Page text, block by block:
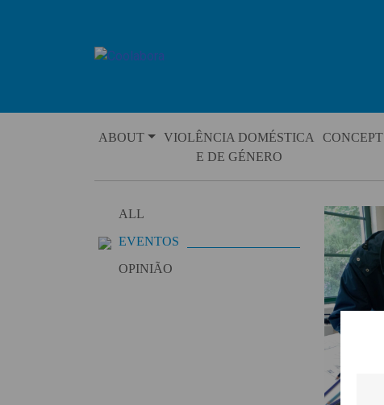
ABOUT
VIOLÊNCIA DOMÉSTICA
E DE GÉNERO
CONCEPT
ALL
EVENTOS
OPINIÃO